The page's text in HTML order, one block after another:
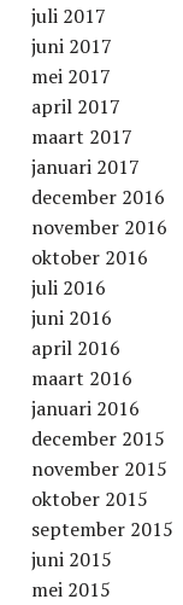
juli 2017
juni 2017
mei 2017
april 2017
maart 2017
januari 2017
december 2016
november 2016
oktober 2016
juli 2016
juni 2016
april 2016
maart 2016
januari 2016
december 2015
november 2015
oktober 2015
september 2015
juni 2015
mei 2015